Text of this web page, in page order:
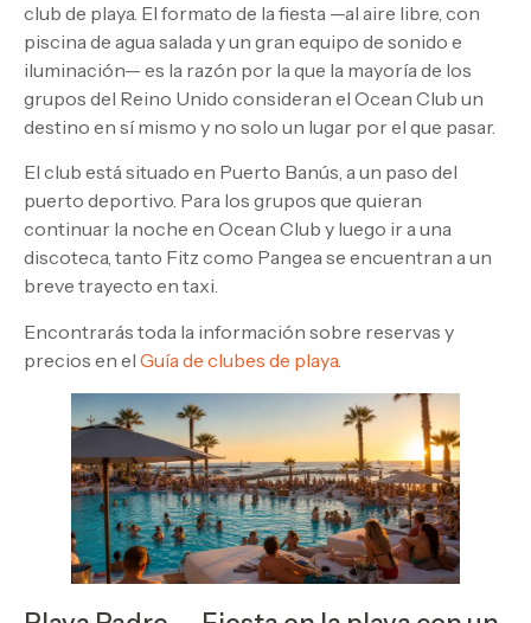
club de playa. El formato de la fiesta —al aire libre, con
piscina de agua salada y un gran equipo de sonido e
iluminación— es la razón por la que la mayoría de los
grupos del Reino Unido consideran el Ocean Club un
destino en sí mismo y no solo un lugar por el que pasar.
El club está situado en Puerto Banús, a un paso del
puerto deportivo. Para los grupos que quieran
continuar la noche en Ocean Club y luego ir a una
discoteca, tanto Fitz como Pangea se encuentran a un
breve trayecto en taxi.
Encontrarás toda la información sobre reservas y
precios en el Guía de clubes de playa